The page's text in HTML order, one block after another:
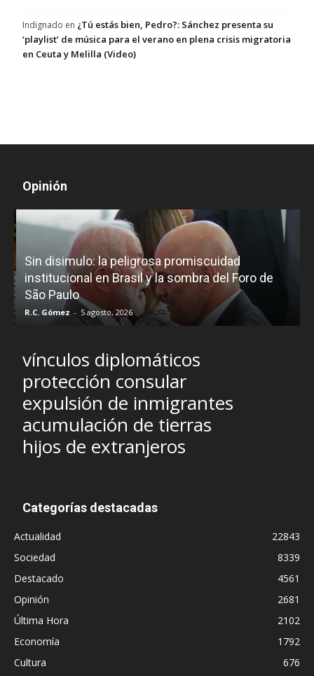
Indignado en ¿Tú estás bien, Pedro?: Sánchez presenta su
‘playlist’ de música para el verano en plena crisis migratoria
en Ceuta y Melilla (Video)
Opinión
Sin disimulo: la peligrosa promiscuidad
institucional en Brasil y la sombra del Foro de
São Paulo
R.C. Gómez - 5 agosto, 2026
vínculos diplomáticos
protección consular
expulsión de inmigrantes
acumulación de tierras
hijos de extranjeros
Categorías destacadas
Actualidad
22843
Sociedad
8339
Destacado
4561
Opinión
2681
Última Hora
2102
Economía
1792
Cultura
676